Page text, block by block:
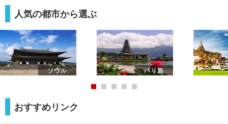
人気の都市から選ぶ
おすすめリンク